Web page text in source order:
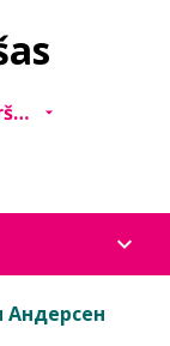
Андерсен